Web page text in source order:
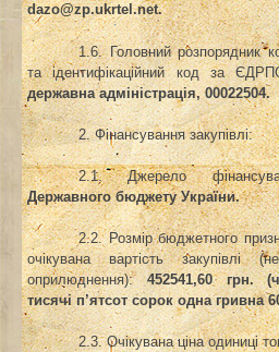
dazo@zp.ukrtel.net.
1.6. Головний розпорядник
та ідентифікаційний код за
державна адміністрація, 00022504.
2. Фінансування закупівлі:
2.1. Джерело
Державного бюджету України.
2.2. Розмір бюджетного
очікувана вартість
оприлюднення):452541,60 грн.
тисячі п’ятсот сорок одна гривна
2.3. Очікувана ціна одиниці